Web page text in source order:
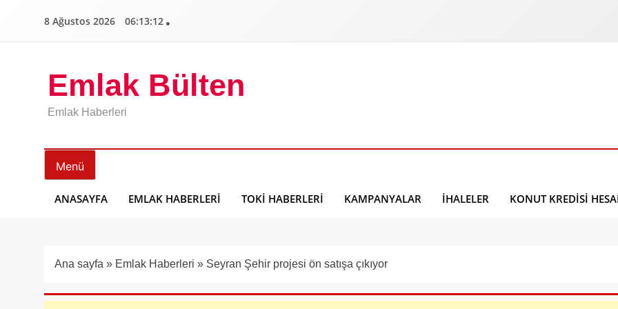
8 Ağustos 2026 06:13:13
Emlak Bülten
Emlak Haberleri
Menü
ANASAYFA EMLAK HABERLERI TOKI HABERLERI KAMPANYALAR İHALELER KONUT KREDISI
Ana sayfa » Emlak Haberleri » Seyran Şehir projesi ön satışa çıkıyor